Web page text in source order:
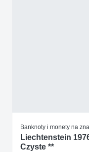
Banknoty i monety na
Liechtenstein
Czyste **